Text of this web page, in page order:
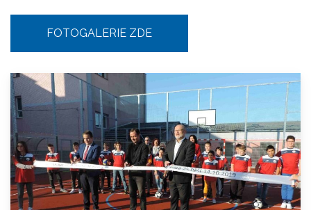
FOTOGALERIE ZDE